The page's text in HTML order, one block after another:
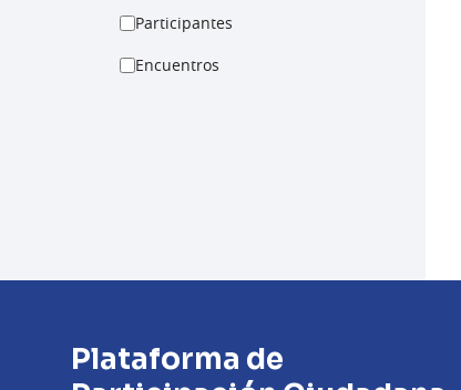
Participantes
Encuentros
Plataforma de